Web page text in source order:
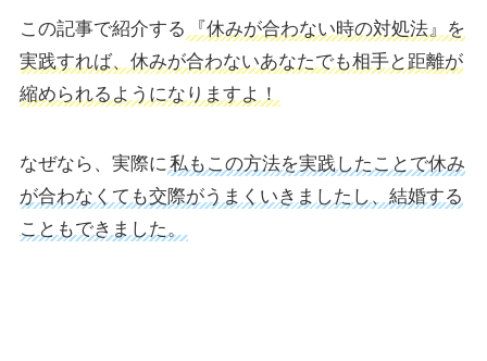
この記事で紹介する
『休みが合わない時の対処法』を
実践すれば、休みが合わないあなたでも相手と距離が
縮められるようになりますよ！
なぜなら、実際に私もこの方法を実践したことで休み
が合わなくても交際がうまくいきましたし、結婚する
こともできました。